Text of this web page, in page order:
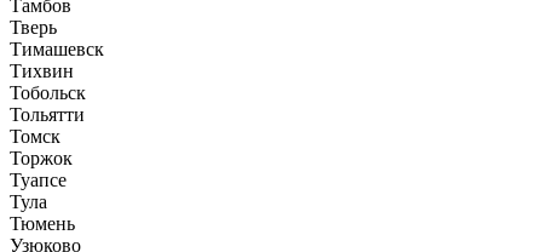
Тамбов
Тверь
Тимашевск
Тихвин
Тобольск
Тольятти
Томск
Торжок
Туапсе
Тула
Тюмень
Узюково